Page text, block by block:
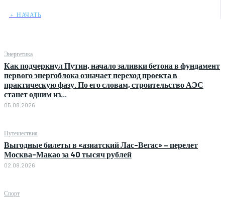
﹢ НАЧАТЬ
Энергетика
Как подчеркнул Путин, начало заливки бетона в фундамент
первого энергоблока означает переход проекта в
практическую фазу. По его словам, строительство АЭС
станет одним из...
05.08.2026
Путешествия
Выгодные билеты в «азиатский Лас-Вегас» – перелет
Москва-Макао за 40 тысяч рублей
02.08.2026
Спорт